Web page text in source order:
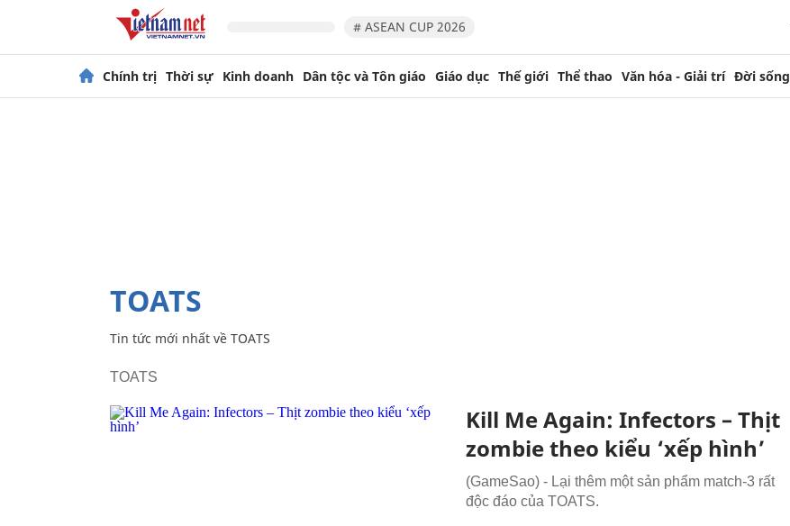
# ASEAN CUP 2026
Chính trị Thời sự Kinh doanh Dân tộc và Tôn giáo Giáo dục Thế giới Thể thao Văn hóa - Giải trí Đời sống
TOATS
Tin tức mới nhất về TOATS
TOATS
Kill Me Again: Infectors – Thịt
zombie theo kiểu ‘xếp hình’
(GameSao) - Lại thêm một sản phẩm match-3 rất
độc đáo của TOATS.